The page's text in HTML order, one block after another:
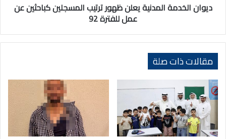
عمل
للفترة
ديوان الخدمة المدنية يعلن ظهور ترتيب المسجلين كباحثين عن
عمل للفترة 92
مقالات ذات صلة